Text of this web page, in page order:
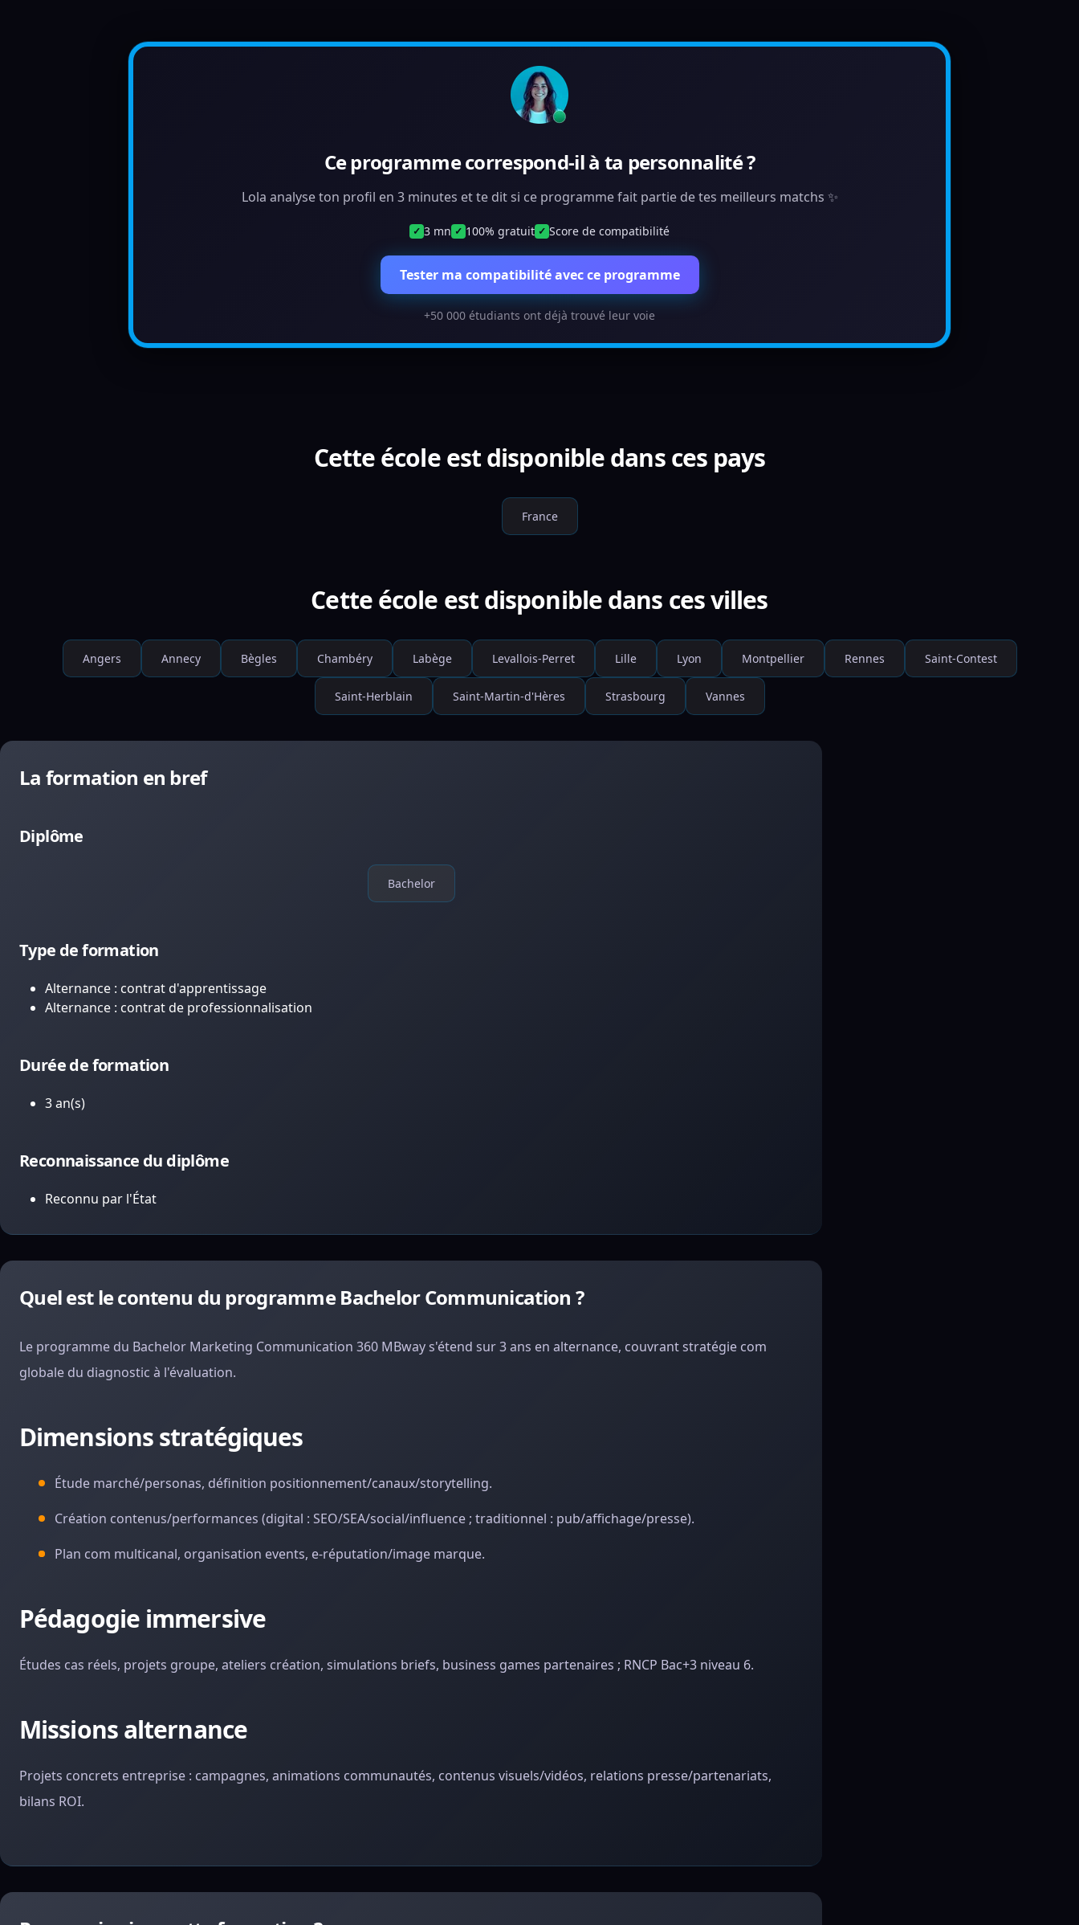
Ce programme correspond-il à ta personnalité ?
Lola analyse ton profil en 3 minutes et te dit si ce programme fait partie de tes meilleurs matchs ✨
✓ 3 mn ✓ 100% gratuit ✓ Score de compatibilité
Tester ma compatibilité avec ce programme
+50 000 étudiants ont déjà trouvé leur voie
Cette école est disponible dans ces pays
France
Cette école est disponible dans ces villes
Angers Annecy Bègles Chambéry Labège Levallois-Perret Lille Lyon Montpellier Rennes Saint-Contest
Saint-Herblain Saint-Martin-d'Hères Strasbourg Vannes
La formation en bref
Diplôme
Bachelor
Type de formation
Alternance : contrat d'apprentissage
Alternance : contrat de professionnalisation
Durée de formation
3 an(s)
Reconnaissance du diplôme
Reconnu par l'État
Quel est le contenu du programme Bachelor Communication ?
Le programme du Bachelor Marketing Communication 360 MBway s'étend sur 3 ans en alternance, couvrant stratégie com
globale du diagnostic à l'évaluation.
Dimensions stratégiques
Étude marché/personas, définition positionnement/canaux/storytelling.
Création contenus/performances (digital : SEO/SEA/social/influence ; traditionnel : pub/affichage/presse).
Plan com multicanal, organisation events, e-réputation/image marque.
Pédagogie immersive
Études cas réels, projets groupe, ateliers création, simulations briefs, business games partenaires ; RNCP Bac+3 niveau 6.
Missions alternance
Projets concrets entreprise : campagnes, animations communautés, contenus visuels/vidéos, relations presse/partenariats,
bilans ROI.